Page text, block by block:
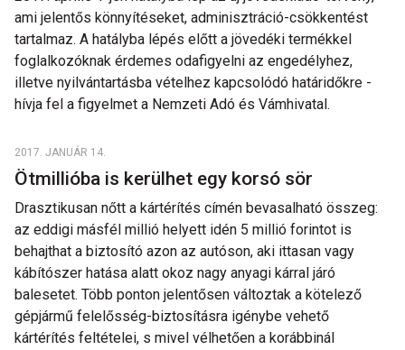
ami jelentős könnyítéseket, adminisztráció-csökkentést
tartalmaz. A hatályba lépés előtt a jövedéki termékkel
foglalkozóknak érdemes odafigyelni az engedélyhez,
illetve nyilvántartásba vételhez kapcsolódó határidőkre -
hívja fel a figyelmet a Nemzeti Adó és Vámhivatal.
2017. JANUÁR 14.
Ötmillióba is kerülhet egy korsó sör
Drasztikusan nőtt a kártérítés címén bevasalható összeg:
az eddigi másfél millió helyett idén 5 millió forintot is
behajthat a biztosító azon az autóson, aki ittasan vagy
kábítószer hatása alatt okoz nagy anyagi kárral járó
balesetet. Több ponton jelentősen változtak a kötelező
gépjármű felelősség-biztosításra igénybe vehető
kártérítés feltételei, s mivel vélhetően a korábbinál